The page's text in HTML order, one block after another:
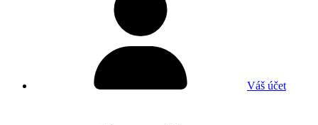
Váš účet